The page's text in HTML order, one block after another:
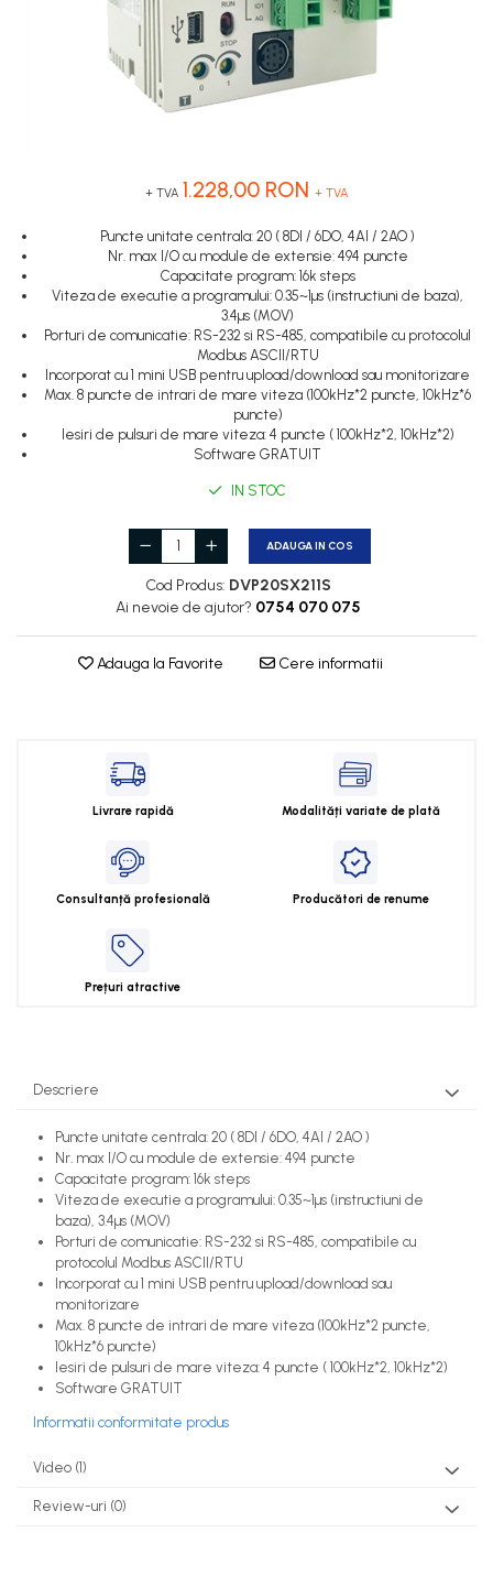
Solutii industriale Ethernet
Router si switch-uri industriale
Afisoare digitale
Senzori de presiune
Senzori distanta
Senzori fotoelectrici
Intrerupatoare de protectie
pentru motor
Direct-On-Line Starters
Relee termice
Cam Switches
Cleme sir
Accesorii cleme
Intrerupator general
+ TVA 1.228,00 RON + TVA
Puncte unitate centrala: 20 ( 8DI / 6DO, 4AI / 2AO )
Nr. max I/O cu module de extensie: 494 puncte
Capacitate program: 16k steps
Viteza de executie a programului: 0.35~1µs (instructiuni de baza),
3.4µs (MOV)
Porturi de comunicatie: RS-232 si RS-485, compatibile cu protocolul
Modbus ASCII/RTU
Incorporat cu 1 mini USB pentru upload/download sau monitorizare
Max. 8 puncte de intrari de mare viteza (100kHz*2 puncte, 10kHz*6
puncte)
Iesiri de pulsuri de mare viteza: 4 puncte ( 100kHz*2, 10kHz*2)
Software GRATUIT
IN STOC
ADAUGA IN COS
Cod Produs: DVP20SX211S
Ai nevoie de ajutor? 0754 070 075
Adauga la Favorite Cere informatii
Livrare rapidă Modalități variate de plată
Consultanță profesională Producători de renume
Prețuri atractive
Descriere
Puncte unitate centrala: 20 ( 8DI / 6DO, 4AI / 2AO )
Nr. max I/O cu module de extensie: 494 puncte
Capacitate program: 16k steps
Viteza de executie a programului: 0.35~1µs (instructiuni de
baza), 3.4µs (MOV)
Porturi de comunicatie: RS-232 si RS-485, compatibile cu
protocolul Modbus ASCII/RTU
Incorporat cu 1 mini USB pentru upload/download sau
monitorizare
Max. 8 puncte de intrari de mare viteza (100kHz*2 puncte,
10kHz*6 puncte)
Iesiri de pulsuri de mare viteza: 4 puncte ( 100kHz*2, 10kHz*2)
Software GRATUIT
Informatii conformitate produs
Video (1)
Review-uri (0)